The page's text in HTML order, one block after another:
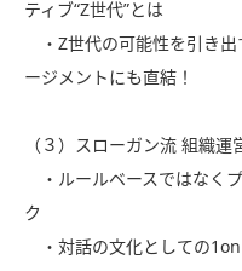
ティブ“Z世代”とは
・Z世代の可能性を引き出
ージメントにも直結！
（３）スローガン流 組織運
・ルールベースではなく
ク
・対話の文化としての